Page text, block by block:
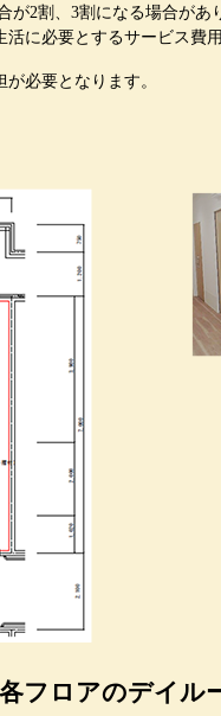
2割、3割になる場合があ
に必要とするサービス費
必要となります。
各フロアのデイル